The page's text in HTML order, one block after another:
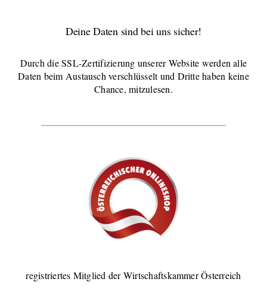
Deine Daten sind bei uns sicher!
Durch die SSL-Zertifizierung unserer Website werden alle
Daten beim Austausch verschlüsselt und Dritte haben keine
Chance, mitzulesen.
registriertes Mitglied der Wirtschaftskammer Österreich